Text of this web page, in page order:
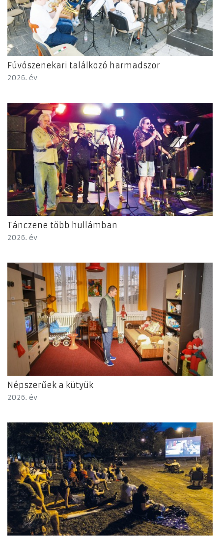
Fúvószenekari találkozó harmadszor
2026. év
Tánczene több hullámban
2026. év
Népszerűek a kütyük
2026. év